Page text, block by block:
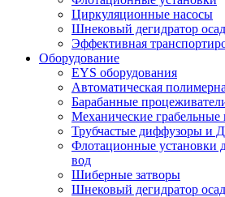
Циркуляционные насосы
Шнековый дегидратор
Эффективная
Оборудование
EYS оборудования
Автоматическая
Барабанные
Механические грабельные
Трубчастые диффузоры и
Флотационные установки
вод
Шиберные затворы
Шнековый дегидратор